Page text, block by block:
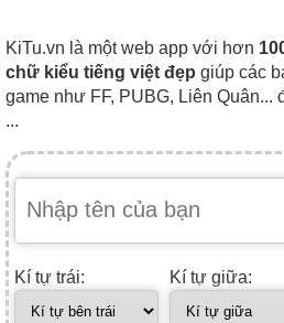
KiTu.vn là một web app với hơn
chữ kiểu tiếng việt đẹp giúp các
game như FF, PUBG, Liên Quân...
...
Kí tự trái: Kí tự giữa: